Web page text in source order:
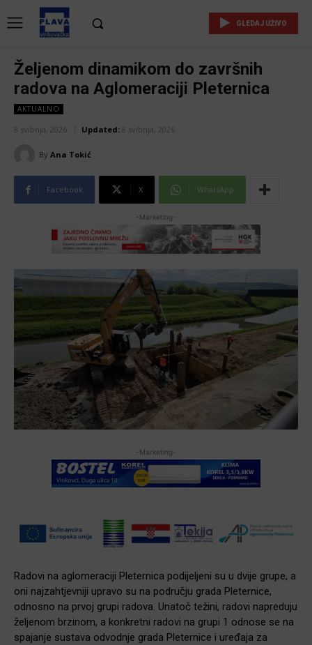
GLEDAJ UŽIVO
Željenom dinamikom do završnih
radova na Aglomeraciji Pleternica
AKTUALNO
8 svibnja, 2026 Updated: 8 svibnja, 2026
By Ana Tokić
Facebook X WhatsApp
-Marketing-
-Marketing-
Radovi na aglomeraciji Pleternica podijeljeni su u dvije grupe, a
oni najzahtjevniji upravo su na području grada Pleternice,
odnosno na prvoj grupi radova. Unatoč težini, radovi napreduju
željenom brzinom, a konkretni radovi na grupi 1 odnose se na
spajanje sustava odvodnje grada Pleternice i uređaja za